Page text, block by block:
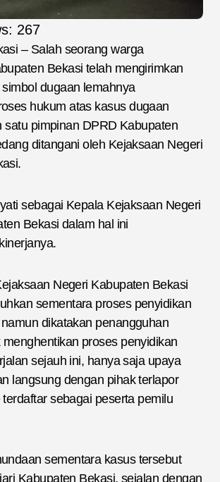
267
Bekasi telah mengirimkan
dugaan lemahnya
hukum atas kasus dugaan
satu pimpinan DPRD Kabupaten
ditangani oleh Kejaksaan Negeri
sebagai Kepala Kejaksaan Negeri
Bekasi dalam hal ini
Negeri Kabupaten Bekasi
sementara proses penyidikan
dikatakan penangguhan
proses penyidikan
sejauh ini, hanya saja upaya
langsung dengan pihak terlapor
sebagai peserta pemilu
sementara kasus tersebut
Kabupaten Bekasi, sejalan dengan